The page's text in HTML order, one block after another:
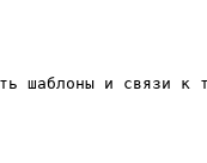
шаблоны и связи к